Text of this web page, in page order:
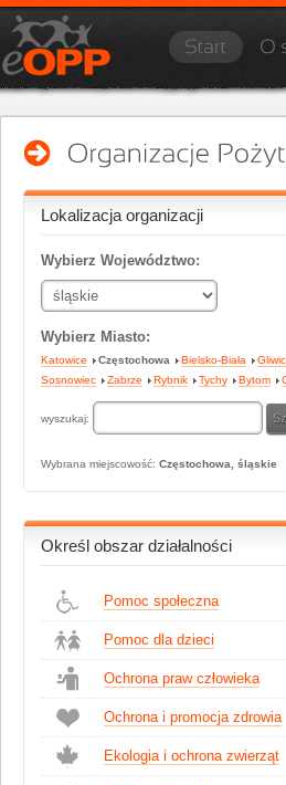
Lokalizacja organizacji
Wybierz Województwo:
Wybierz Miasto:
Katowice Częstochowa Bielsko-Biała
Sosnowiec
Zabrze Rybnik Tychy Bytom
wyszukaj:
Wybrana miejscowość: Częstochowa, śląskie
Określ obszar działalności
Pomoc społeczna
Pomoc dla dzieci
Ochrona praw człowieka
Ochrona i promocja zdrowia
Ekologia i ochrona zwierząt